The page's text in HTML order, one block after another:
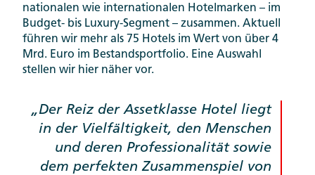
nationalen wie internationalen Hotelmarken – im
Budget- bis Luxury-Segment – zusammen. Aktuell
führen wir mehr als 75 Hotels im Wert von über 4
Mrd. Euro im Bestandsportfolio. Eine Auswahl
stellen wir hier näher vor.
Der Reiz der Assetklasse Hotel liegt
in der Vielfältigkeit, den Menschen
und deren Professionalität sowie
dem perfekten Zusammenspiel von